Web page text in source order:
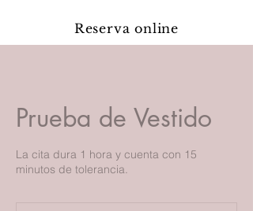
Reserva online
Prueba de Vestido
La cita dura 1 hora y cuenta con 15
minutos de tolerancia.